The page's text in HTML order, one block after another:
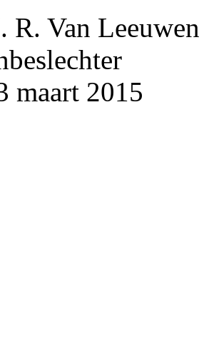
R. Van Leeuwen
maart 2015